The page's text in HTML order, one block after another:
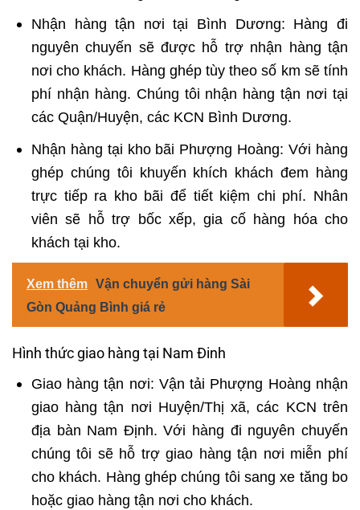
Nhận hàng tận nơi tại Bình Dương: Hàng đi
nguyên chuyến sẽ được hỗ trợ nhận hàng tận
nơi cho khách. Hàng ghép tùy theo số km sẽ tính
phí nhận hàng. Chúng tôi nhận hàng tận nơi tại
các Quận/Huyện, các KCN Bình Dương.
Nhận hàng tại kho bãi Phượng Hoàng: Với hàng
ghép chúng tôi khuyến khích khách đem hàng
trực tiếp ra kho bãi để tiết kiệm chi phí. Nhân
viên sẽ hỗ trợ bốc xếp, gia cố hàng hóa cho
khách tại kho.
Xem thêm Vận chuyển gửi hàng Sài
Gòn Quảng Bình giá rẻ
Hình thức giao hàng tại Nam Đinh
Giao hàng tận nơi: Vận tải Phượng Hoàng nhận
giao hàng tận nơi Huyện/Thị xã, các KCN trên
địa bàn Nam Định. Với hàng đi nguyên chuyến
chúng tôi sẽ hỗ trợ giao hàng tận nơi miễn phí
cho khách. Hàng ghép chúng tôi sang xe tăng bo
hoặc giao hàng tận nơi cho khách.